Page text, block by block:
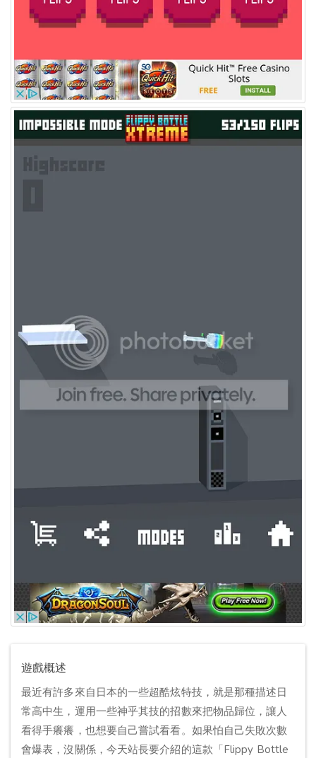
遊戲概述
最近有許多來自日本的一些超酷炫特技，就是那種描述日
常高中生，運用一些神乎其技的招數來把物品歸位，讓人
看得手癢癢，也想要自己嘗試看看。如果怕自己失敗次數
會爆表，沒關係，今天站長要介紹的這款「Flippy Bottle